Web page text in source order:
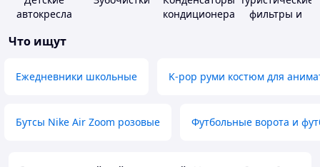
автокресла
кондиционера
фильтры и
Что ищут
Ежедневники школьные K-pop руми костюм для
Бутсы Nike Air Zoom розовые Футбольные ворота и